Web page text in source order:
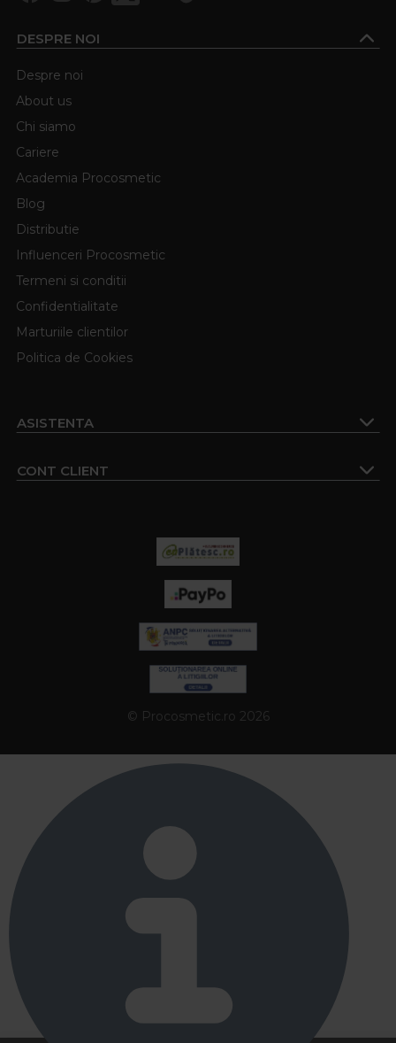
DESPRE NOI
Despre noi
About us
Chi siamo
Cariere
Academia Procosmetic
Blog
Distributie
Influenceri Procosmetic
Termeni si conditii
Confidentialitate
Marturiile clientilor
Politica de Cookies
ASISTENTA
CONT CLIENT
© Procosmetic.ro 2026